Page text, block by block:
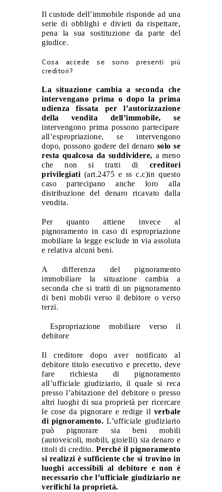
Il custode dell’immobile risponde ad una
serie di obblighi e divieti da rispettare,
pena la sua sostituzione da parte del
giudice.
Cosa accede se sono presenti più
creditori?
La situazione cambia a seconda che
intervengano prima o dopo la prima
udienza fissata per l’autorizzazione
della vendita dell’immobile, se
intervengono prima possono partecipare
all’espropriazione, se intervengono
dopo, possono godere del denaro solo se
resta qualcosa da suddividere, a meno
che non si tratti di creditori
privilegiati (art.2475 e ss c.c)in questo
caso partecipano anche loro alla
distribuzione del denaro ricavato dalla
vendita.
Per quanto attiene invece al
pignoramento in caso di espropriazione
mobiliare la legge esclude in via assoluta
e relativa alcuni beni.
A differenza del pignoramento
immobiliare la situazione cambia a
seconda che si tratti di un pignoramento
di beni mobili verso il debitore o verso
terzi.
Espropriazione mobiliare verso il
debitore
Il creditore dopo aver notificato al
debitore titolo esecutivo e precetto, deve
fare richiesta di pignoramento
all’ufficiale giudiziario, il quale si reca
presso l’abitazione del debitore o presso
altri luoghi di sua proprietà per ricercare
le cose da pignorare e redige il verbale
di pignoramento.L’ufficiale giudiziario
può pignorare sia beni mobili
(autoveicoli, mobili, gioielli) sia denaro e
titoli di credito. Perché il pignoramento
si realizzi è sufficiente che si trovino in
luoghi accessibili al debitore e non è
necessario che l’ufficiale giudiziario ne
verifichi la proprietà.